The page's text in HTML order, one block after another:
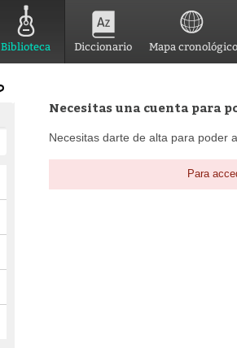
Biblioteca Diccionario Mapa cronológico
Necesitas una cuenta para
Necesitas darte de alta para poder
Para